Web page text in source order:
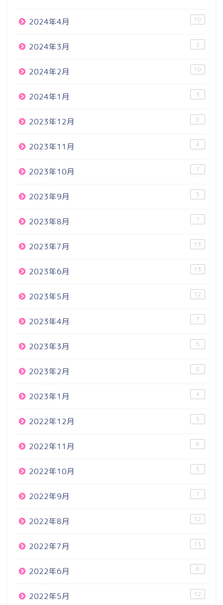
2024年4月 10
2024年3月 2
2024年2月 10
2024年1月 3
2023年12月 8
2023年11月 4
2023年10月 7
2023年9月 5
2023年8月 7
2023年7月 13
2023年6月 13
2023年5月 12
2023年4月 7
2023年3月 5
2023年2月 8
2023年1月 4
2022年12月 5
2022年11月 6
2022年10月 5
2022年9月 7
2022年8月 12
2022年7月 13
2022年6月 6
2022年5月 12